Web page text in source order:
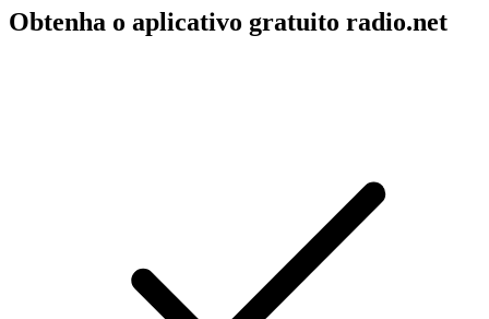
Obtenha o aplicativo gratuito radio.net